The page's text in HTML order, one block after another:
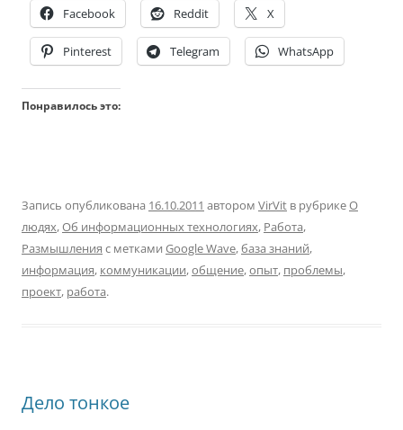
Facebook Reddit X
Pinterest Telegram WhatsApp
Понравилось это:
Запись опубликована 16.10.2011 автором VirVit в рубрикеО
людях,Об информационных технологиях, Работа,
Размышления с метками Google Wave,база знаний,
информация, коммуникации,общение,опыт, проблемы,
проект, работа.
Дело тонкое